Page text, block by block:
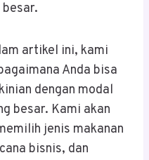
artikel ini, kami
Anda bisa
dengan modal
besar. Kami akan
jenis makanan
bisnis, dan